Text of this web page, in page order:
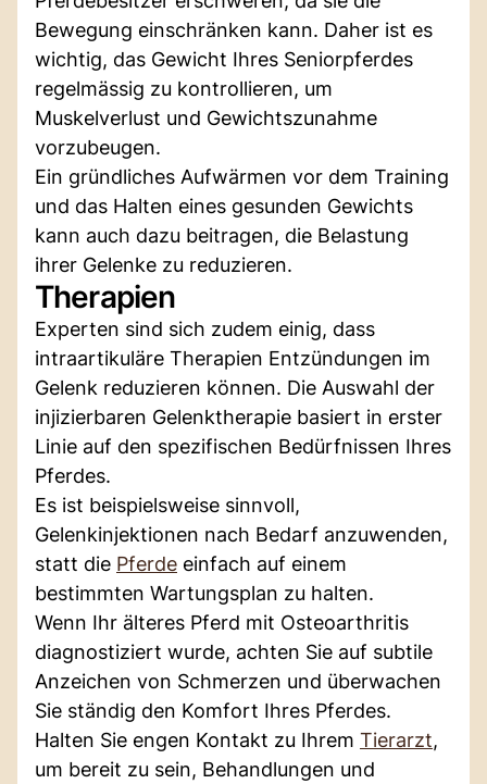
Bewegung einschränken kann. Daher ist es
wichtig, das Gewicht Ihres Seniorpferdes
regelmässig zu kontrollieren, um
Muskelverlust und Gewichtszunahme
vorzubeugen.
Ein gründliches Aufwärmen vor dem Training
und das Halten eines gesunden Gewichts
kann auch dazu beitragen, die Belastung
ihrer Gelenke zu reduzieren.
Therapien
Experten sind sich zudem einig, dass
intraartikuläre Therapien Entzündungen im
Gelenk reduzieren können. Die Auswahl der
injizierbaren Gelenktherapie basiert in erster
Linie auf den spezifischen Bedürfnissen Ihres
Pferdes.
Es ist beispielsweise sinnvoll,
Gelenkinjektionen nach Bedarf anzuwenden,
statt die Pferde einfach auf einem
bestimmten Wartungsplan zu halten.
Wenn Ihr älteres Pferd mit Osteoarthritis
diagnostiziert wurde, achten Sie auf subtile
Anzeichen von Schmerzen und überwachen
Sie ständig den Komfort Ihres Pferdes.
Halten Sie engen Kontakt zu Ihrem Tierarzt,
um bereit zu sein, Behandlungen und